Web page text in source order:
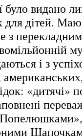
видано
дітей. Маю
з
і з
«дитячі»